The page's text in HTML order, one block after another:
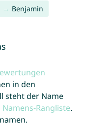
Benjamin
in den
steht der Name
Rangliste.